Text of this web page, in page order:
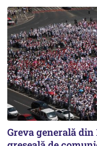
Greva generală